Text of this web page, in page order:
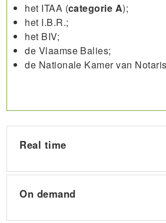
het ITAA (categorie A);
het I.B.R.;
het BIV;
de Vlaamse Balies;
de Nationale Kamer van
Real time
On demand